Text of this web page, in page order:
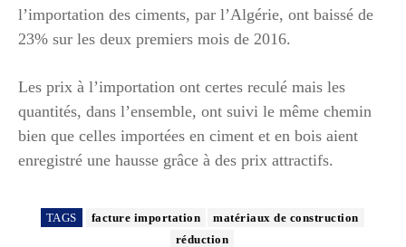
l’importation des ciments, par l’Algérie, ont baissé de
23% sur les deux premiers mois de 2016.
Les prix à l’importation ont certes reculé mais les
quantités, dans l’ensemble, ont suivi le même chemin
bien que celles importées en ciment et en bois aient
enregistré une hausse grâce à des prix attractifs.
TAGS facture importation
matériaux de construction
réduction